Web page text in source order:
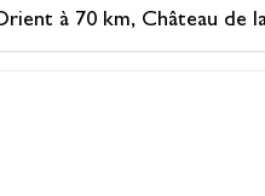
à 70 km, Château